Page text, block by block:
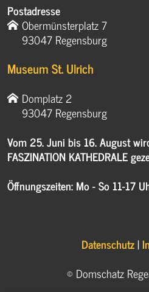
Postadresse
Obermünsterplatz 7
93047 Regensburg
Museum St. Ulrich
Domplatz 2
93047 Regensburg
Vom 25. Juni bis 16. August
FASZINATION KATHEDRALE
Öffnungszeiten: Mo - So 11-17
Datenschutz|
© Domschatz